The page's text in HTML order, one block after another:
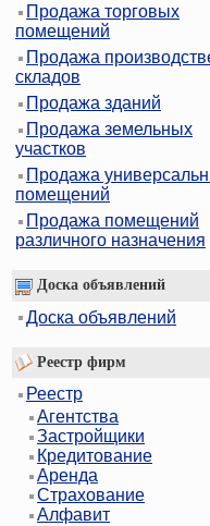
Продажа торговых
помещений
Продажа
складов
Продажа зданий
Продажа земельных
участков
Продажа
помещений
Продажа помещений
различного назначения
Доска объявлений
Доска объявлений
Реестр фирм
Реестр
Агентства
Застройщики
Кредитование
Аренда
Страхование
Алфавит